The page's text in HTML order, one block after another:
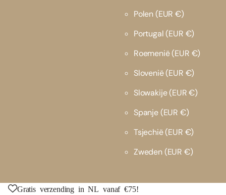
Polen(EUR €)
Portugal(EUR €)
Roemenië(EUR €)
Slovenië(EUR €)
Slowakije(EUR €)
Spanje(EUR €)
Tsjechië(EUR €)
Zweden(EUR €)
Gratis verzending in NL vanaf €75!